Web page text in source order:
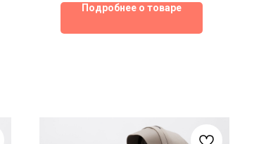
Подробнее о товаре